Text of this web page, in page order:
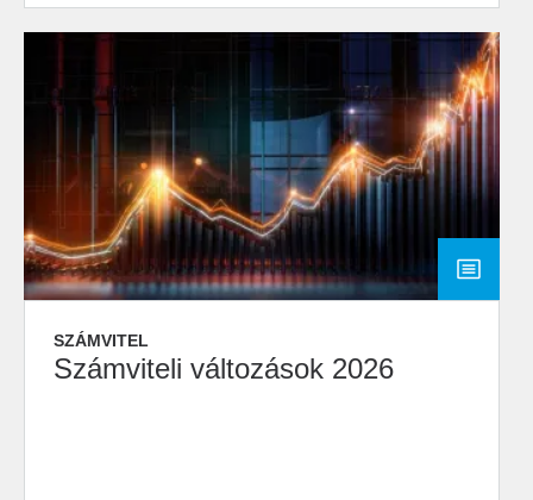
SZÁMVITEL
Számviteli változások 2026